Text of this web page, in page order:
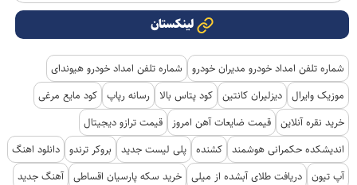
لینکستان
شماره تلفن امداد خودرو مدیران خودرو
شماره تلفن امداد خودرو هیوندای
موزیک وایرال دیزلیران کانتین کود پتاس بالا رسانه رپاپ کود مایع مرغی
خرید نقره آنلاین قیمت ضایعات آهن امروز
قیمت ترازو دیجیتال
اندیشکده حکمرانی هوشمند کشنده پلی لیست جدید بروکر ترندو دانلود اهنگ
آپ تیون دریافت طلای آبشده از میلی خرید سکه پارسیان اقساطی آهنگ جدید